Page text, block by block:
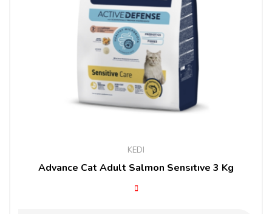
KEDI
Advance Cat Adult Salmon Sensıtıve 3 Kg